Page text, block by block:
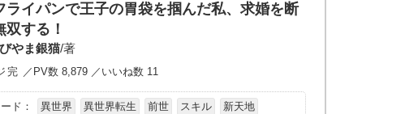
ライパンで王子の胃袋を掴んだ私、求婚を断
双する！
やま銀猫/著
完 ／PV数 8,879 ／いいね数 11
ド： 異世界 異世界転生 前世 スキル 新天地